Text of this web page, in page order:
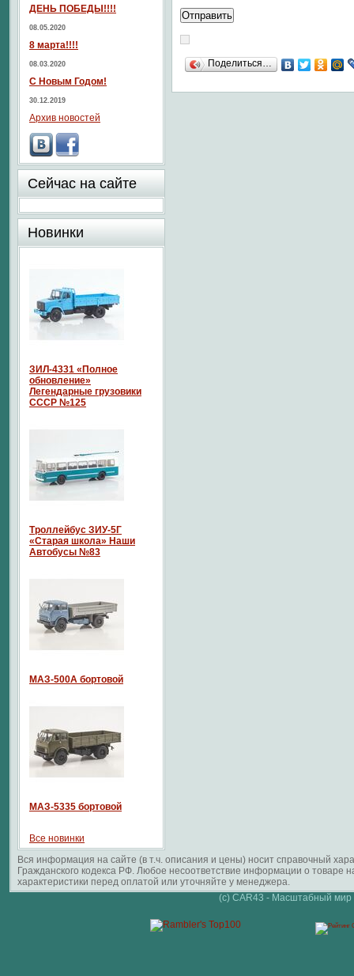
Поделиться…
ДЕНЬ ПОБЕДЫ!!!!
08.05.2020
8 марта!!!!
08.03.2020
С Новым Годом!
30.12.2019
Архив новостей
Сейчас на сайте
Новинки
ЗИЛ-4331 «Полное
обновление»
Легендарные грузовики
СССР №125
Троллейбус ЗИУ-5Г
«Старая школа» Наши
Автобусы №83
МАЗ-500А бортовой
МАЗ-5335 бортовой
Все новинки
Вся информация на сайте (в т.ч. описания и цены) носит справочный
Гражданского кодекса РФ. Любое несоответствие информации о
характеристики перед оплатой или уточняйте у менеджера.
(c) CAR43 - Масштабный мир